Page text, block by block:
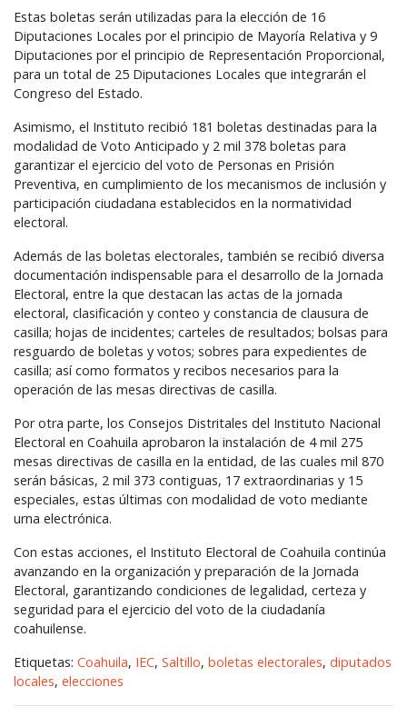
Estas boletas serán utilizadas para la elección de 16
Diputaciones Locales por el principio de Mayoría Relativa y 9
Diputaciones por el principio de Representación Proporcional,
para un total de 25 Diputaciones Locales que integrarán el
Congreso del Estado.
Asimismo, el Instituto recibió 181 boletas destinadas para la
modalidad de Voto Anticipado y 2 mil 378 boletas para
garantizar el ejercicio del voto de Personas en Prisión
Preventiva, en cumplimiento de los mecanismos de inclusión y
participación ciudadana establecidos en la normatividad
electoral.
Además de las boletas electorales, también se recibió diversa
documentación indispensable para el desarrollo de la Jornada
Electoral, entre la que destacan las actas de la jornada
electoral, clasificación y conteo y constancia de clausura de
casilla; hojas de incidentes; carteles de resultados; bolsas para
resguardo de boletas y votos; sobres para expedientes de
casilla; así como formatos y recibos necesarios para la
operación de las mesas directivas de casilla.
Por otra parte, los Consejos Distritales del Instituto Nacional
Electoral en Coahuila aprobaron la instalación de 4 mil 275
mesas directivas de casilla en la entidad, de las cuales mil 870
serán básicas, 2 mil 373 contiguas, 17 extraordinarias y 15
especiales, estas últimas con modalidad de voto mediante
urna electrónica.
Con estas acciones, el Instituto Electoral de Coahuila continúa
avanzando en la organización y preparación de la Jornada
Electoral, garantizando condiciones de legalidad, certeza y
seguridad para el ejercicio del voto de la ciudadanía
coahuilense.
Etiquetas: Coahuila, IEC, Saltillo, boletas electorales, diputados
locales, elecciones